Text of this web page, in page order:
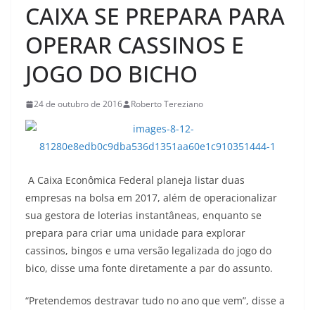
CAIXA SE PREPARA PARA
OPERAR CASSINOS E
JOGO DO BICHO
24 de outubro de 2016 Roberto Tereziano
A Caixa Econômica Federal planeja listar duas
empresas na bolsa em 2017, além de operacionalizar
sua gestora de loterias instantâneas, enquanto se
prepara para criar uma unidade para explorar
cassinos, bingos e uma versão legalizada do jogo do
bico, disse uma fonte diretamente a par do assunto.
“Pretendemos destravar tudo no ano que vem”, disse a